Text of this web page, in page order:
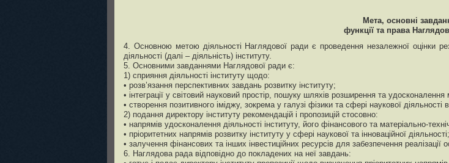
Мета, основні
функції та права
4. Основною метою діяльності Наглядової ради є проведення незалежної оцінки
діяльності (далі – діяльність) інституту.
5. Основними завданнями Наглядової ради є:
1) сприяння діяльності інституту щодо:
• розв’язання перспективних завдань розвитку інституту;
• інтеграції у світовий науковий простір, пошуку шляхів розширення та удосконалення
• створення позитивного іміджу, зокрема у галузі фізики та сфері наукової діяльності
2) подання директору інституту рекомендацій і пропозицій стосовно:
• напрямів удосконалення діяльності інституту, його фінансового та матеріально-
• пріоритетних напрямів розвитку інституту у сфері наукової та інноваційної діяльності;
• залучення фінансових та інших інвестиційних ресурсів для забезпечення реалізації
6. Наглядова рада відповідно до покладених на неї завдань: